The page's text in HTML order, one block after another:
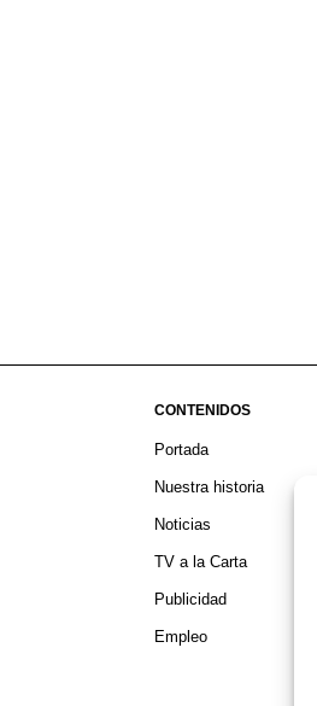
CONTENIDOS
Portada
Nuestra historia
Noticias
TV a la Carta
Publicidad
Empleo